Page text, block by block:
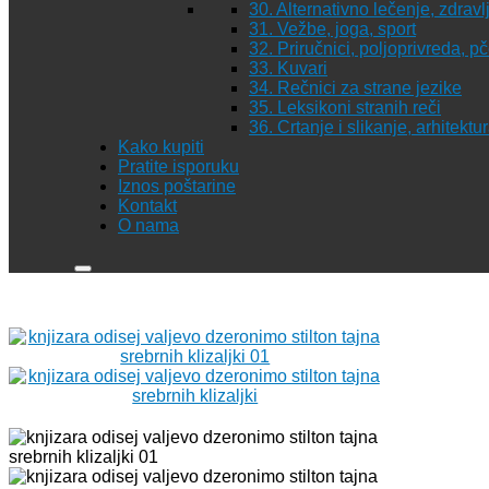
30. Alternativno lečenje,
31. Vežbe, joga, sport
32. Priručnici, poljoprivreda,
33. Kuvari
34. Rečnici za strane jezike
35. Leksikoni stranih reči
36. Crtanje i slikanje,
Kako kupiti
Pratite isporuku
Iznos poštarine
Kontakt
O nama